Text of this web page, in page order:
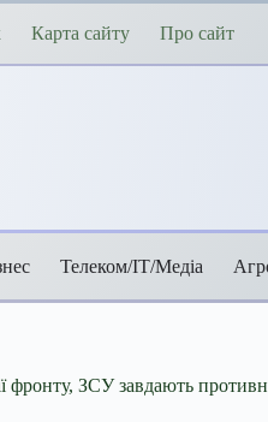
Карта сайту Про сайт
Телеком/ІТ/Медіа
фронту, ЗСУ завдають